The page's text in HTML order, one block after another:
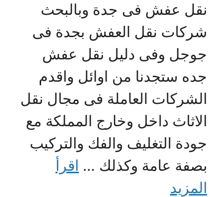
نقل عفش فى جدة وبالبحث
شركات نقل العفش بجدة فى
جوجل وفى دليل نقل عفش
جده ستجدنا من اوائل واقدم
الشركات العاملة فى مجال نقل
الاثاث داخل وخارج المملكة مع
جودة التغليف والفك والتركيب
بصفة عامة وكذلك … اقرأ
المزيد